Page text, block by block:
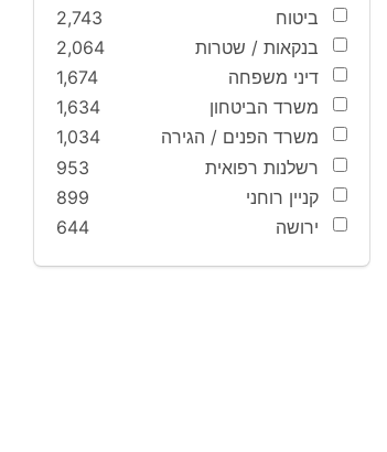
ביטוח
2,743
בנקאות / שטרות
2,064
דיני משפחה
1,674
משרד הביטחון
1,634
משרד הפנים / הגירה
1,034
רשלנות רפואית
953
קניין רוחני
899
ירושה
644